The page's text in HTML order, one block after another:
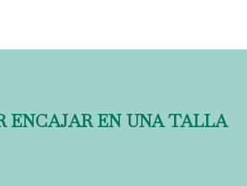
ENCAJAR EN UNA TALLA